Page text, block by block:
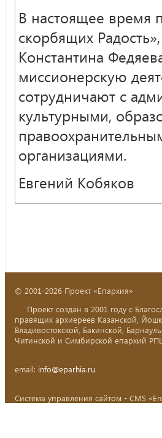
В настоящее время
скорбящих
Константина
миссионерскую
сотрудничают с
культурными,
организациями.
Евгений Кобяков
© 2001-2026 Проект «Епархия»
Проект создан в 2001 году с
правящих архиереев Казанской,
Владивостокской, Бакинской,
Читинской и Симбирской епархий
email: info@eparhia.ru
Система управления сайтом - CMS